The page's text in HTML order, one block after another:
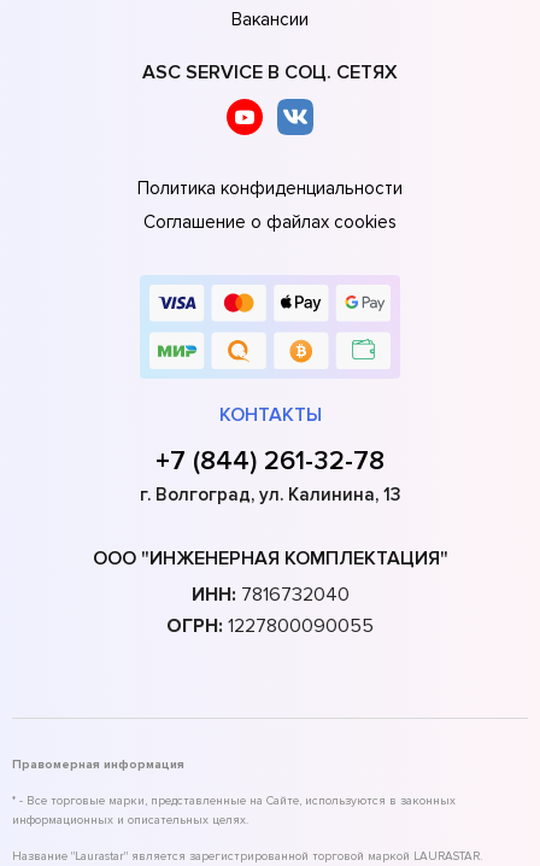
Вакансии
ASC SERVICE В СОЦ. СЕТЯХ
Политика конфиденциальности
Соглашение о файлах cookies
КОНТАКТЫ
+7 (844) 261-32-78
г. Волгоград, ул. Калинина, 13
ООО "ИНЖЕНЕРНАЯ КОМПЛЕКТАЦИЯ"
ИНН: 7816732040
ОГРН: 1227800090055
Правомерная информация
* - Все торговые марки, представленные на Сайте, используются в законных
информационных и описательных целях.
Название "Laurastar" является зарегистрированной торговой маркой LAURASTAR.